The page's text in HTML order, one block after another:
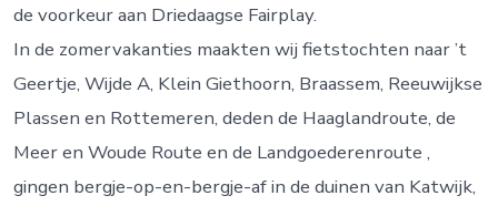
de voorkeur aan Driedaagse Fairplay.
In de zomervakanties maakten wij fietstochten naar ’t
Geertje, Wijde A, Klein Giethoorn, Braassem, Reeuwijkse
Plassen en Rottemeren, deden de Haaglandroute, de
Meer en Woude Route en de Landgoederenroute ,
gingen bergje-op-en-bergje-af in de duinen van Katwijk,